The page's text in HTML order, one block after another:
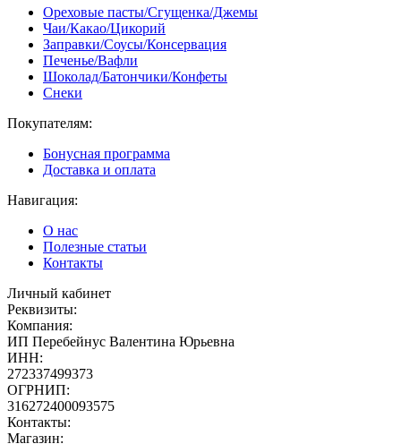
Ореховые пасты/Сгущенка/Джемы
Чаи/Какао/Цикорий
Заправки/Соусы/Консервация
Печенье/Вафли
Шоколад/Батончики/Конфеты
Снеки
Покупателям:
Бонусная программа
Доставка и оплата
Навигация:
О нас
Полезные статьи
Контакты
Личный кабинет
Реквизиты:
Компания:
ИП Перебейнус Валентина Юрьевна
ИНН:
272337499373
ОГРНИП:
316272400093575
Контакты:
Магазин: